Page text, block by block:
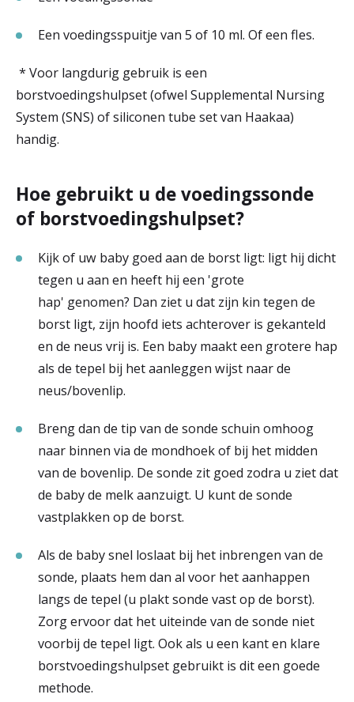
Een voedingsspuitje van 5 of 10 ml. Of een fles.
* Voor langdurig gebruik is een
borstvoedingshulpset (ofwel Supplemental Nursing
System (SNS) of siliconen tube set van Haakaa)
handig.
Hoe gebruikt u de voedingssonde
of borstvoedingshulpset?
Kijk of uw baby goed aan de borst ligt: ligt hij dicht
tegen u aan en heeft hij een 'grote
hap' genomen? Dan ziet u dat zijn kin tegen de
borst ligt, zijn hoofd iets achterover is gekanteld
en de neus vrij is. Een baby maakt een grotere hap
als de tepel bij het aanleggen wijst naar de
neus/bovenlip.
Breng dan de tip van de sonde schuin omhoog
naar binnen via de mondhoek of bij het midden
van de bovenlip. De sonde zit goed zodra u ziet dat
de baby de melk aanzuigt. U kunt de sonde
vastplakken op de borst.
Als de baby snel loslaat bij het inbrengen van de
sonde, plaats hem dan al voor het aanhappen
langs de tepel (u plakt sonde vast op de borst).
Zorg ervoor dat het uiteinde van de sonde niet
voorbij de tepel ligt. Ook als u een kant en klare
borstvoedingshulpset gebruikt is dit een goede
methode.